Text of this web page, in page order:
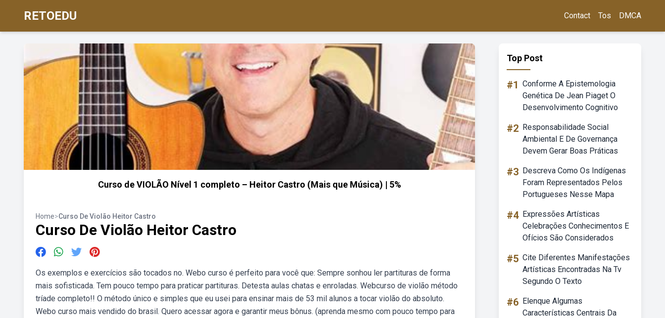
RETOEDU Contact Tos DMCA
Curso de VIOLÃO Nível 1 completo – Heitor Castro (Mais que Música) | 5%
Home>Curso De Violão Heitor Castro
Curso De Violão Heitor Castro
Os exemplos e exercícios são tocados no. Webo curso é perfeito para você que: Sempre sonhou ler partituras de forma
mais sofisticada. Tem pouco tempo para praticar partituras. Detesta aulas chatas e enroladas. Webcurso de violão método
tríade completo!! O método único e simples que eu usei para ensinar mais de 53 mil alunos a tocar violão do absoluto.
Webo curso mais vendido do brasil. Quero acessar agora e garantir meus bônus. (aprenda mesmo com pouco tempo para
Top Post
#1 Conforme A Epistemologia
Genética De Jean Piaget O
Desenvolvimento Cognitivo
#2 Responsabilidade Social
Ambiental E De Governança
Devem Gerar Boas Práticas
#3 Descreva Como Os Indígenas
Foram Representados Pelos
Portugueses Nesse Mapa
#4 Expressões Artísticas
Celebrações Conhecimentos E
Ofícios São Considerados
#5 Cite Diferentes Manifestações
Artísticas Encontradas Na Tv
Segundo O Texto
#6 Elenque Algumas
Características Centrais Da